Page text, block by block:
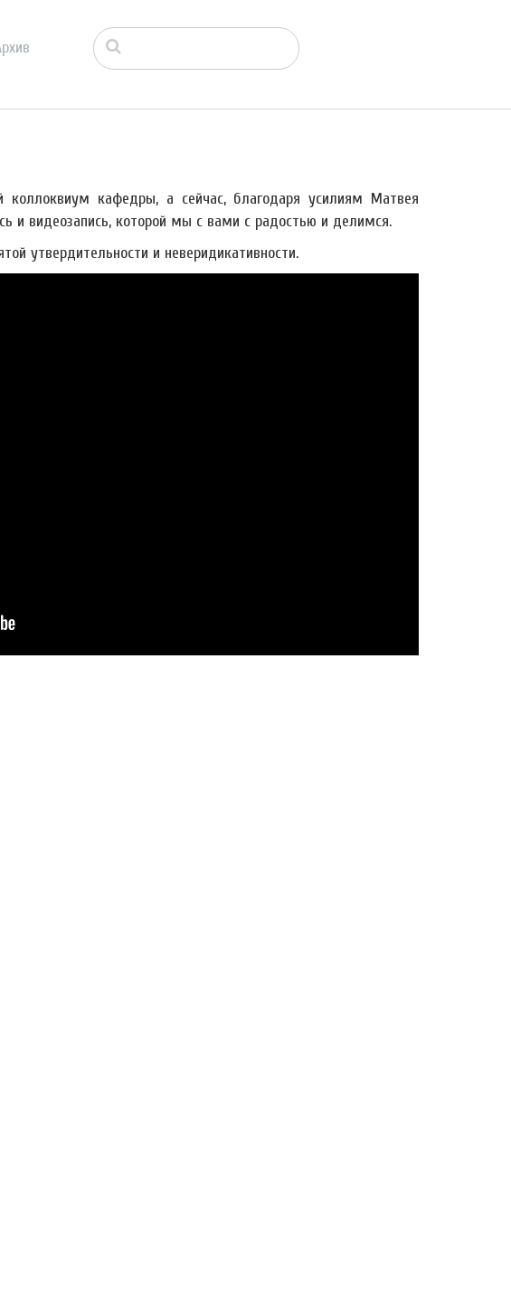
коллоквиум кафедры, а сейчас, благодаря усилиям Матвея
и видеозапись, которой мы с вами с радостью и делимся.
утвердительности и неверидикативности.